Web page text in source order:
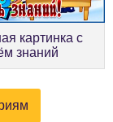
картинка с
знаний